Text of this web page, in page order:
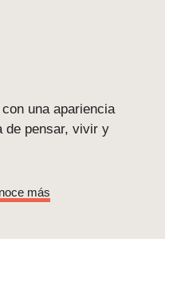
una apariencia
de pensar, vivir y
más